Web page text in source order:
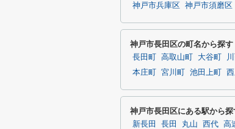
神戸市兵庫区 神戸市須磨区
神戸市長田区の町名から探す
長田町 高取山町 大谷町
本庄町
宮川町 池田上町
神戸市長田区にある駅から探
新長田 長田 丸山 西代 高